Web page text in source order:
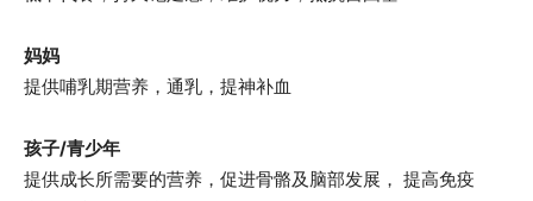
妈妈
提供哺乳期营养，通乳，提神补血
孩子/青少年
提供成长所需要的营养，促进骨骼及脑部发展， 提高免疫